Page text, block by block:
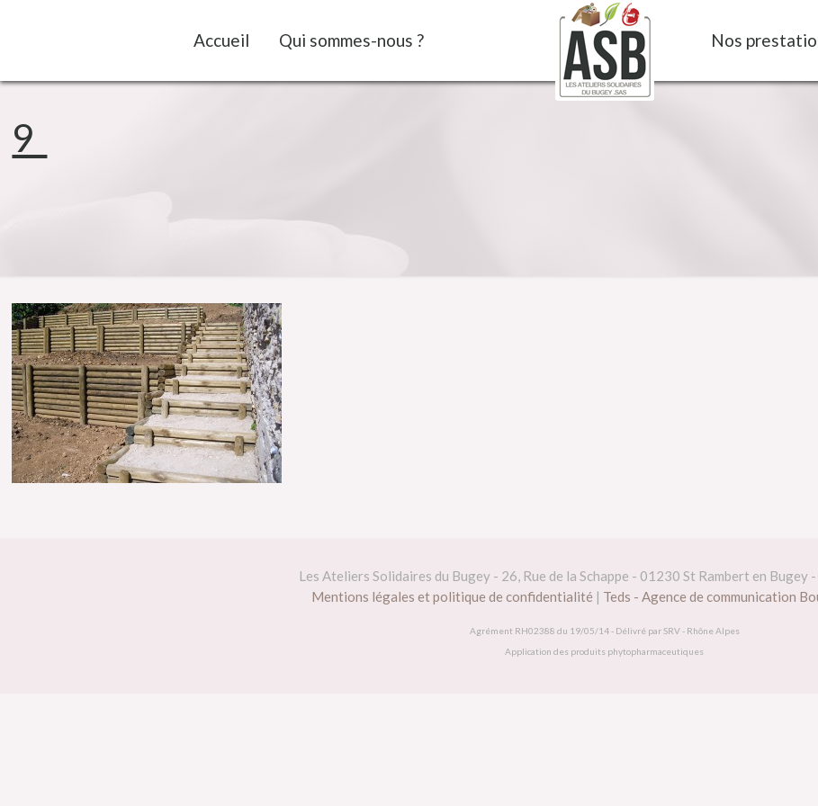
Accueil Qui sommes-nous ? Nos
9
Les Ateliers Solidaires du Bugey - 26, Rue de la Schappe - 01230 St Rambert en Bugey
Mentions légales et politique de confidentialité | Teds - Agence de communication
Agrément RH02388 du 19/05/14 - Délivré par SRV - Rhône Alpes
Application des produits phytopharmaceutiques